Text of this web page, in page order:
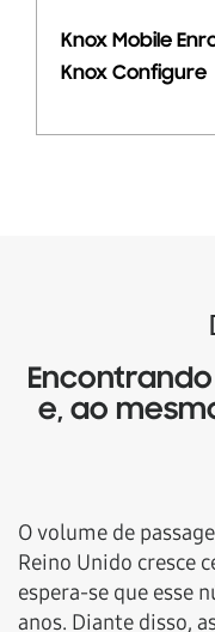
Knox Mobile
Knox Configure
e, ao
O volume de
Reino Unido cresce
espera-se que esse
anos. Diante disso,